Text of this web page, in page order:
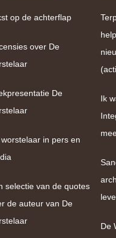
op de achterflap
over De
De
worstelaar in pers en
selectie van de quotes
de auteur van De
Ik
De